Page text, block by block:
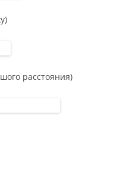
расстояния)